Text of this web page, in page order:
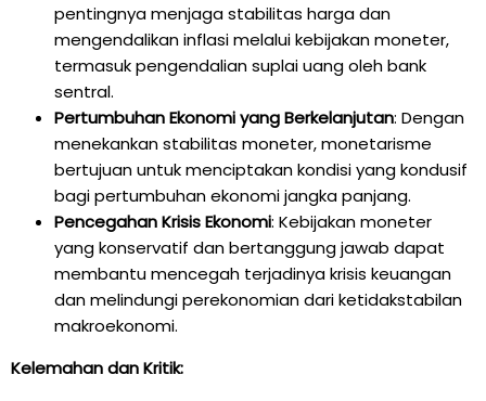
pentingnya menjaga stabilitas harga dan
mengendalikan inflasi melalui kebijakan moneter,
termasuk pengendalian suplai uang oleh bank
sentral.
Pertumbuhan Ekonomi yang Berkelanjutan: Dengan
menekankan stabilitas moneter, monetarisme
bertujuan untuk menciptakan kondisi yang kondusif
bagi pertumbuhan ekonomi jangka panjang.
Pencegahan Krisis Ekonomi: Kebijakan moneter
yang konservatif dan bertanggung jawab dapat
membantu mencegah terjadinya krisis keuangan
dan melindungi perekonomian dari ketidakstabilan
makroekonomi.
Kelemahan dan Kritik: